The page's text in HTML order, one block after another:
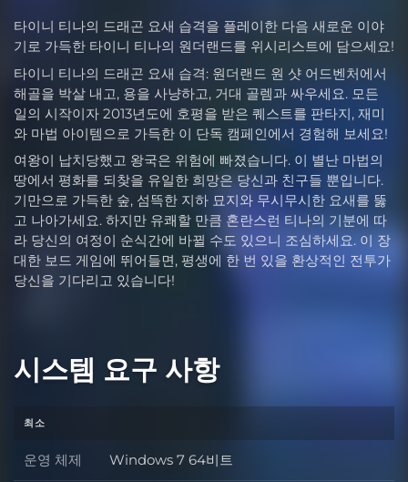
타이니 티나의 드래곤 요새 습격을 플레이한 다음 새로운 이야
기로 가득한 타이니 티나의 원더랜드를 위시리스트에 담으세요!
타이니 티나의 드래곤 요새 습격: 원더랜드 원 샷 어드벤처에서
해골을 박살 내고, 용을 사냥하고, 거대 골렘과 싸우세요. 모든
일의 시작이자 2013년도에 호평을 받은 퀘스트를 판타지, 재미
와 마법 아이템으로 가득한 이 단독 캠페인에서 경험해 보세요!
여왕이 납치당했고 왕국은 위험에 빠졌습니다. 이 별난 마법의
땅에서 평화를 되찾을 유일한 희망은 당신과 친구들 뿐입니다.
기만으로 가득한 숲, 섬뜩한 지하 묘지와 무시무시한 요새를 뚫
고 나아가세요. 하지만 유쾌할 만큼 혼란스런 티나의 기분에 따
라 당신의 여정이 순식간에 바뀔 수도 있으니 조심하세요. 이 장
대한 보드 게임에 뛰어들면, 평생에 한 번 있을 환상적인 전투가
당신을 기다리고 있습니다!
시스템 요구 사항
최소
운영 체제 운영 체제
Windows 7 64비트